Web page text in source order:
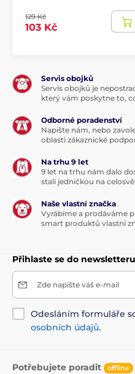
129 Kč
103 Kč
Servis obojků
Servis obojků je
který vám poskytne to,
Odborné poradenství
Napište nám, nebo
oblasti zákaznické
Na trhu 9 let
9 let na trhu nám dalo
stali jedničkou na
Naše vlastní značka
Vyrábíme a prodáváme
smart produktů vlastní
Přihlaste se do newsletteru
Zde napište váš e-mail
Odesláním formuláře
osobních údajů.
Potřebujete poradit offline